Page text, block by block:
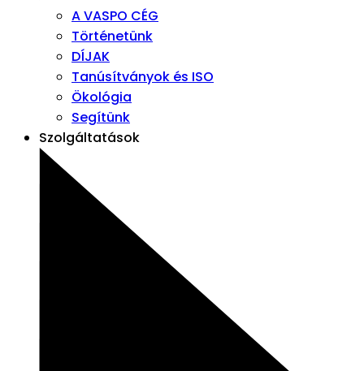
A VASPO CÉG
Történetünk
DÍJAK
Tanúsítványok és ISO
Ökológia
Segítünk
Szolgáltatások